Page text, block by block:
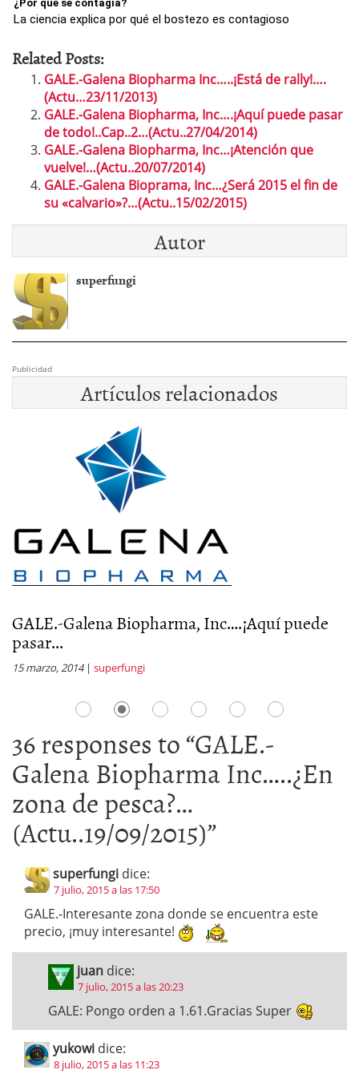
¿Por qué se contagia?
La ciencia explica por qué el bostezo es contagioso
Related Posts:
GALE.-Galena Biopharma Inc…..¡Está de rally!….
(Actu…23/11/2013)
GALE.-Galena Biopharma, Inc….¡Aquí puede pasar
de todo!..Cap..2…(Actu..27/04/2014)
GALE.-Galena Biopharma, Inc…¡Atención que
vuelve!…(Actu..20/07/2014)
GALE.-Galena Bioprama, Inc…¿Será 2015 el fin de
su «calvario»?…(Actu..15/02/2015)
Autor
superfungi
Publicidad
Artículos relacionados
GALE.-Galena Biopharma, Inc….¡Aquí puede
pasar...
15 marzo, 2014| superfungi
36 responses to “GALE.-
Galena Biopharma Inc…..¿En
zona de pesca?…
(Actu..19/09/2015)”
superfungi dice:
7 julio, 2015 a las 17:50
GALE.-Interesante zona donde se encuentra este
precio, ¡muy interesante!
juan dice:
7 julio, 2015 a las 20:23
GALE: Pongo orden a 1.61.Gracias Super
yukowi dice:
8 julio, 2015 a las 11:23